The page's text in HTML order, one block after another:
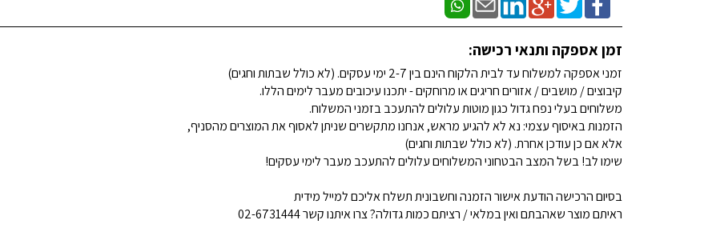
זמן אספקה ותנאי רכישה:
זמני אספקה למשלוח עד לבית הלקוח הינם בין 2-7 ימי עסקים. (לא כולל שבתות וחגים)
קיבוצים / מושבים / אזורים חריגים או מרוחקים - יתכנו עיכובים מעבר לימים הללו.
משלוחים בעלי נפח גדול כגון מוטות עלולים להתעכב בזמני המשלוח.
הזמנות באיסוף עצמי: נא לא להגיע מראש, אנחנו מתקשרים שניתן לאסוף את המוצרים מהסניף,
אלא אם כן עודכן אחרת. (לא כולל שבתות וחגים)
שימו לב! בשל המצב הבטחוני המשלוחים עלולים להתעכב מעבר לימי עסקים!
בסיום הרכישה הודעת אישור הזמנה וחשבונית תשלח אליכם למייל מידית
ראיתם מוצר שאהבתם ואין במלאי / רציתם כמות גדולה? צרו איתנו קשר 02-6731444